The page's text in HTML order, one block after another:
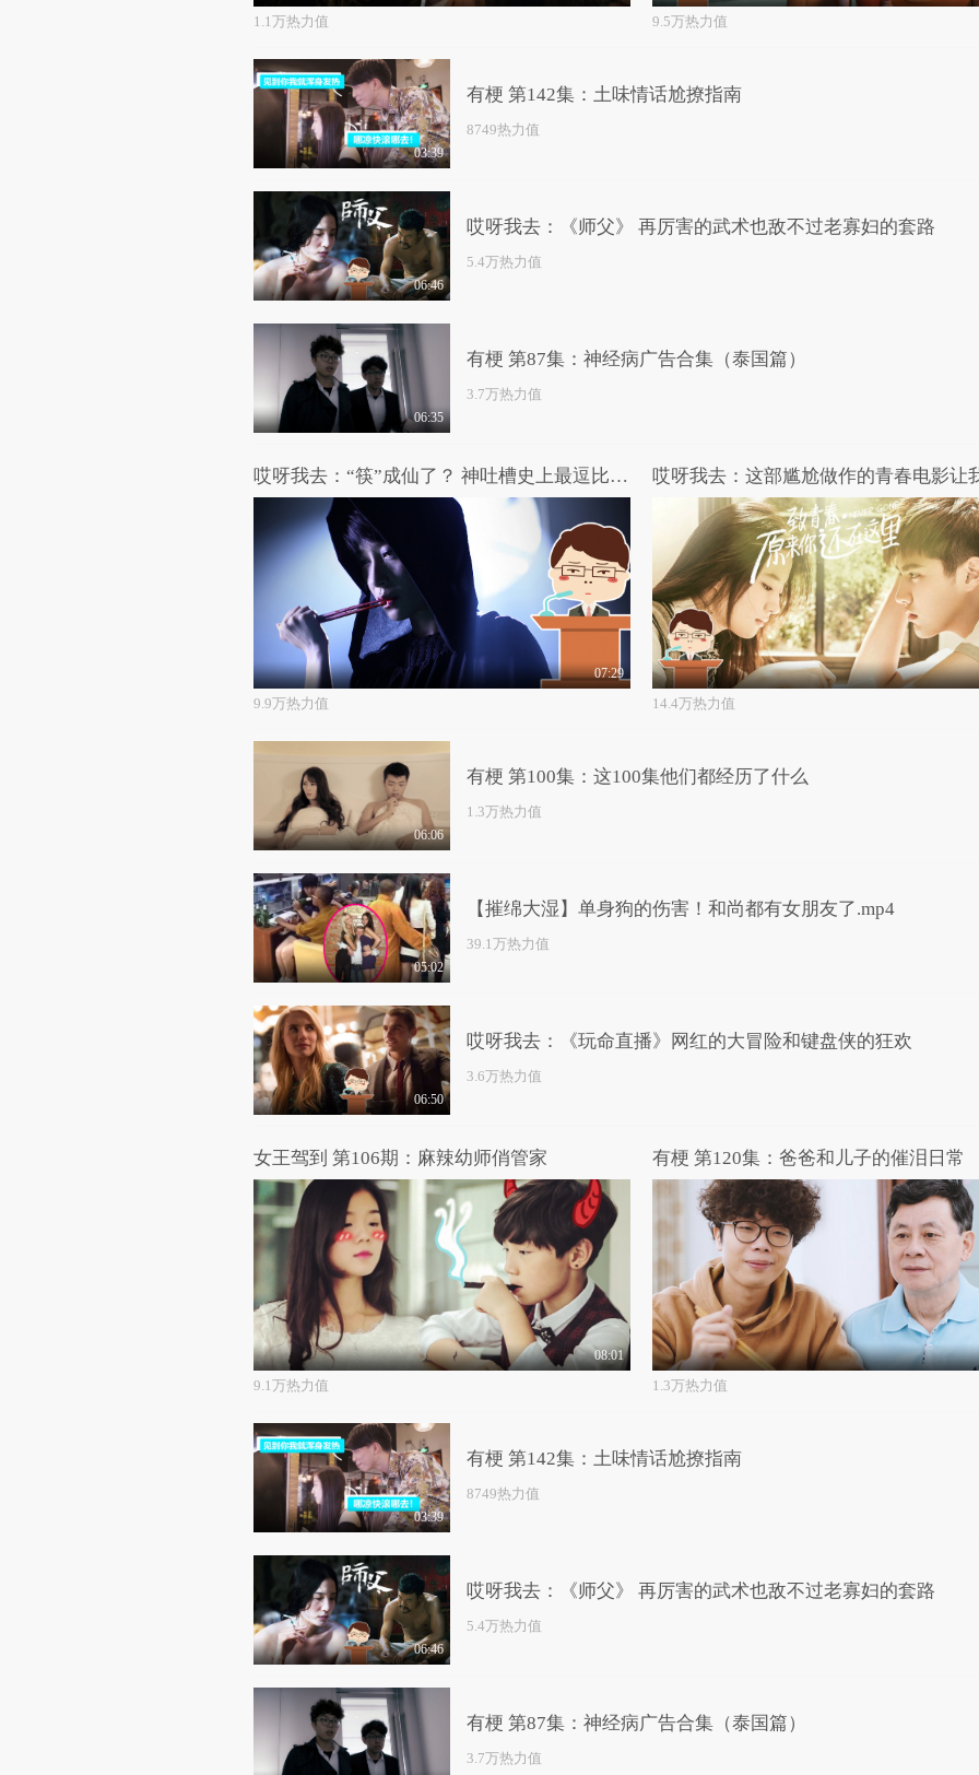
1.1万热力值 9.5万热力值
03:39
有梗 第142集：土味情话尬撩指南
8749热力值
06:46
哎呀我去：《师父》 再厉害的武术也敌不过老寡妇的套路
5.4万热力值
06:35
有梗 第87集：神经病广告合集（泰国篇）
3.7万热力值
哎呀我去：“筷”成仙了？ 神吐槽史上最逗比的国产恐怖片
07:29
9.9万热力值 14.4万热力值
06:06
有梗 第100集：这100集他们都经历了什么
1.3万热力值
05:02
【摧绵大湿】单身狗的伤害！和尚都有女朋友了.mp4
39.1万热力值
06:50
哎呀我去：《玩命直播》网红的大冒险和键盘侠的狂欢
3.6万热力值
女王驾到 第106期：麻辣幼师俏管家
08:01
9.1万热力值
有梗 第120集：爸爸和儿子的催泪日常
1.3万热力值
03:39
有梗 第142集：土味情话尬撩指南
8749热力值
06:46
哎呀我去：《师父》 再厉害的武术也敌不过老寡妇的套路
5.4万热力值
有梗 第87集：神经病广告合集（泰国篇）
3.7万热力值